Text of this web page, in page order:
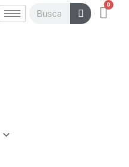
Buscar 0